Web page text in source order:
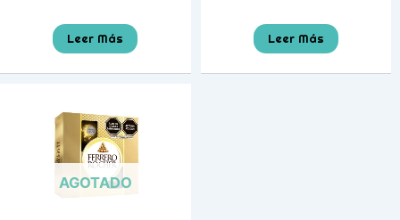
Leer Más Leer Más
AGOTADO